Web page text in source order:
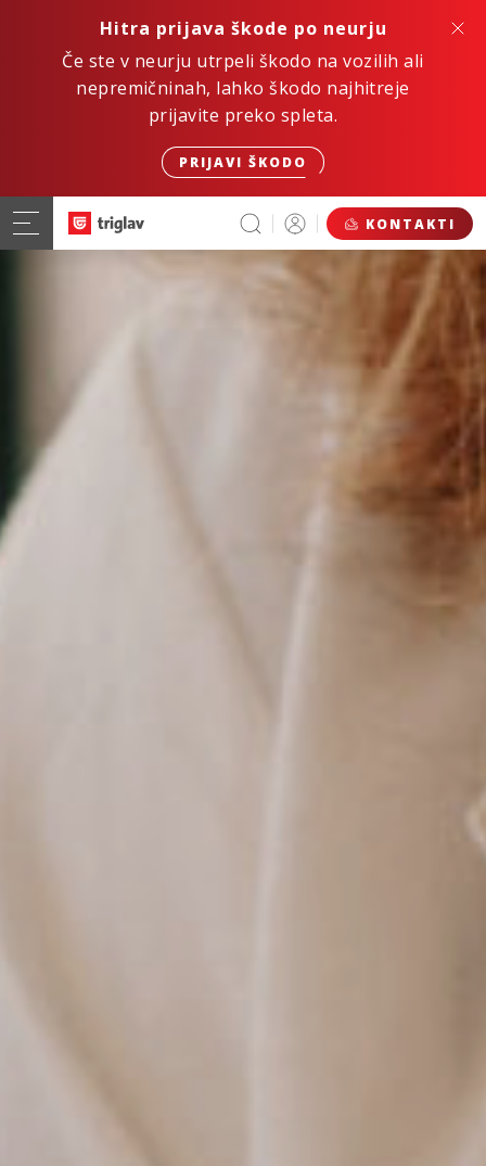
Hitra prijava škode po neurju
Če ste v neurju utrpeli škodo na vozilih ali
nepremičninah, lahko škodo najhitreje
prijavite preko spleta.
PRIJAVI ŠKODO
KONTAKTI